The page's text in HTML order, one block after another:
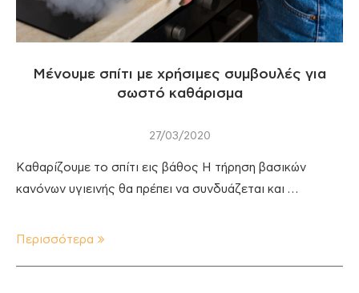
Μένουμε σπίτι με χρήσιμες συμβουλές για
σωστό καθάρισμα
27/03/2020
Καθαρίζουμε το σπίτι εις βάθος Η τήρηση βασικών
κανόνων υγιεινής θα πρέπει να συνδυάζεται και …
Περισσότερα